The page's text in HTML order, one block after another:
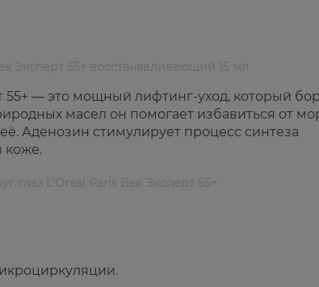
55+ — это мощный лифтинг-уход, который
масел он помогает избавиться от
Аденозин стимулирует процесс синтеза
коже.